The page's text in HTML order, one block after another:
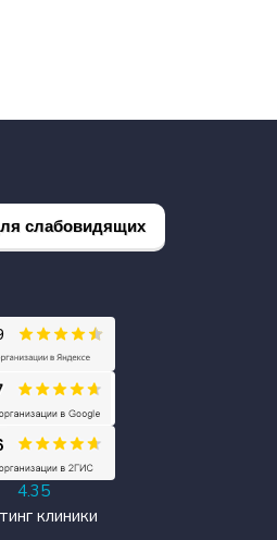
слабовидящих
4.35
клиники